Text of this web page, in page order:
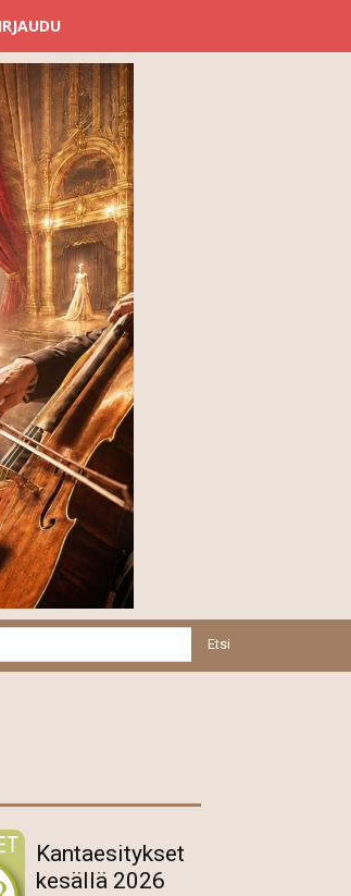
Etsi
Kantaesitykset
kesällä 2026